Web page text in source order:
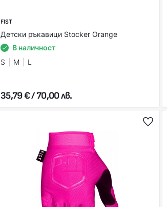
FIST
Детски ръкавици Stocker Orange
В наличност
S
M L
35,79 € / 70,00 лв.